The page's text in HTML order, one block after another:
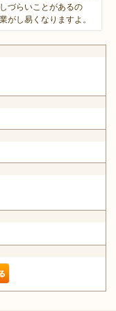
づらいことがあるの
がし易くなりますよ。